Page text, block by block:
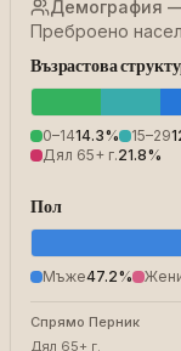
Демография
Преброено
Възрастова
0–1414.3% 15–29
Дял 65+ г.21.8%
Пол
Мъже47.2%
Спрямо Перник
Дял 65+ г.